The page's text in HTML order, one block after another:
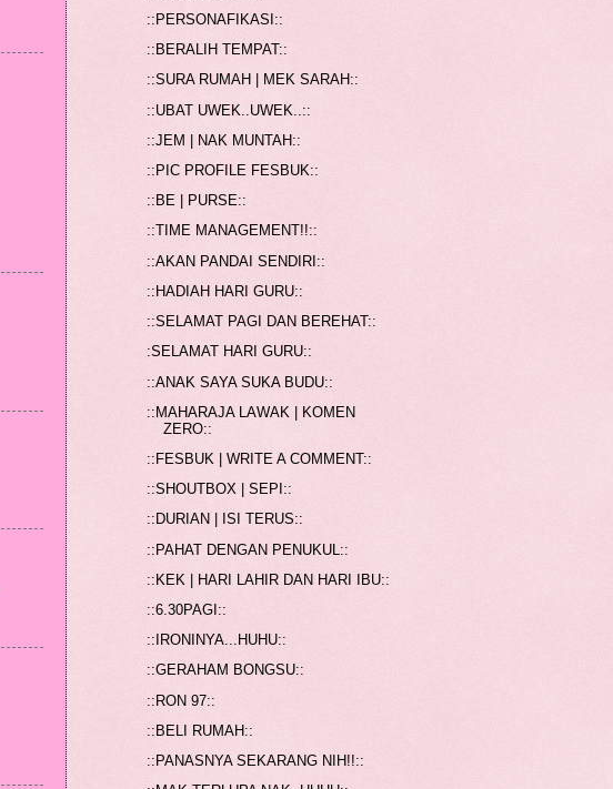
::PERSONAFIKASI::
::BERALIH TEMPAT::
::SURA RUMAH | MEK SARAH::
::UBAT UWEK..UWEK..::
::JEM | NAK MUNTAH::
::PIC PROFILE FESBUK::
::BE | PURSE::
::TIME MANAGEMENT!!::
::AKAN PANDAI SENDIRI::
::HADIAH HARI GURU::
::SELAMAT PAGI DAN BEREHAT::
:SELAMAT HARI GURU::
::ANAK SAYA SUKA BUDU::
::MAHARAJA LAWAK | KOMEN
ZERO::
::FESBUK | WRITE A COMMENT::
::SHOUTBOX | SEPI::
::DURIAN | ISI TERUS::
::PAHAT DENGAN PENUKUL::
::KEK | HARI LAHIR DAN HARI IBU::
::6.30PAGI::
::IRONINYA...HUHU::
::GERAHAM BONGSU::
::RON 97::
::BELI RUMAH::
::PANASNYA SEKARANG NIH!!::